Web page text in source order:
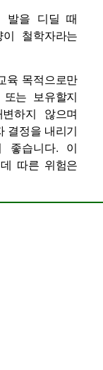
발을 디딜 때
철학자라는
육 목적으로만
는 보유할지
하지 않으며
결정을 내리기
습니다. 이
따른 위험은